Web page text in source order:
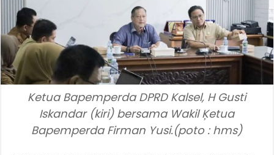
Ketua Bapemperda DPRD Kalsel, H Gusti
Iskandar (kiri) bersama Wakil Ķetua
Bapemperda Firman Yusi.(poto : hms)